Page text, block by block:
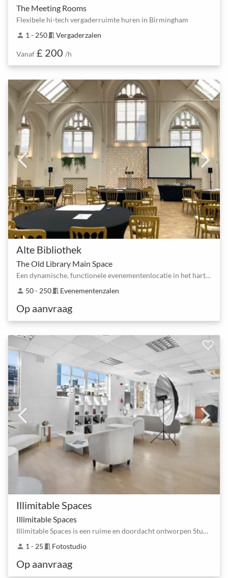
The Meeting Rooms
Flexibele hi-tech vergaderruimte huren in Birmingham
person 1 - 250meeting_room Vergaderzalen
Vanaf £ 200 /h
Alte Bibliothek
The Old Library Main Space
Een dynamische, functionele evenementenlocatie in het hart van Digbeth, de creatieve wijk van Birmi…
person 50 - 250meeting_room Evenementenzalen
Op aanvraag
Illimitable Spaces
Illimitable Spaces
Illimitable Spaces is een ruime en doordacht ontworpen Studio
person 1 - 25 meeting_room Fotostudio
Op aanvraag